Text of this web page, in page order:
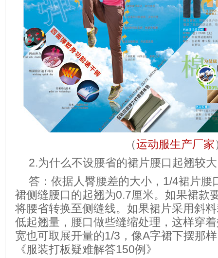
（运动服生产厂家
2.为什么不设腰省的裙片腰口起翘较
答：依据人臀腰差的大小，1/4裙片腰
裙侧缝腰口的起翘为0.7厘米。如果裙款
将腰省转换至侧缝线。如果裙片采用斜
低起翘量，腰口做些缝缩处理，这样穿
宽也可取展开量的1/3，像A字裙下摆那
《服装打板疑难解答150例》